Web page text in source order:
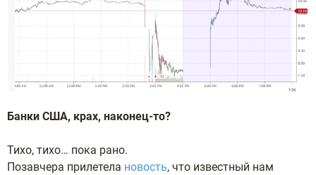
Банки США, крах, наконец-то?
Тихо, тихо… пока рано.
Позавчера прилетела новость, что известный нам